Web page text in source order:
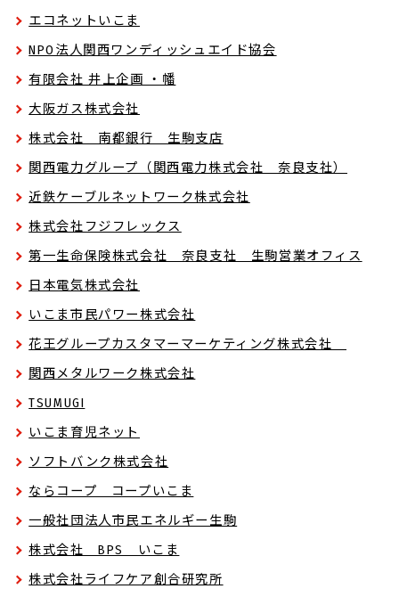
エコネットいこま
NPO法人関西ワンディッシュエイド協会
有限会社 井上企画 ・幡
大阪ガス株式会社
株式会社 南都銀行 生駒支店
関西電力グループ（関西電力株式会社 奈良支社）
近鉄ケーブルネットワーク株式会社
株式会社フジフレックス
第一生命保険株式会社 奈良支社 生駒営業オフィス
日本電気株式会社
いこま市民パワー株式会社
花王グループカスタマーマーケティング株式会社
関西メタルワーク株式会社
TSUMUGI
いこま育児ネット
ソフトバンク株式会社
ならコープ コープいこま
一般社団法人市民エネルギー生駒
株式会社 BPS いこま
株式会社ライフケア創合研究所